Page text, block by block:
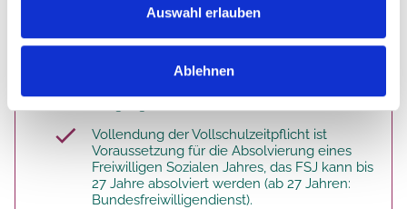
Auswahl erlauben
Ablehnen
Das bist du. Deine Qualifikation.
Du hast Interesse am sozialen und
Vollendung der Vollschulzeitpflicht ist
Voraussetzung für die Absolvierung eines
Freiwilligen Sozialen Jahres, das FSJ kann bis
27 Jahre absolviert werden (ab 27 Jahren:
Bundesfreiwilligendienst).